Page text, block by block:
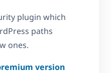
plugin which
paths
ones.
version